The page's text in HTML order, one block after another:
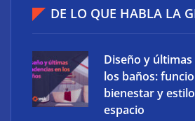
DE LO QUE HABLA LA
Diseño y
los baños:
bienestar y
espacio